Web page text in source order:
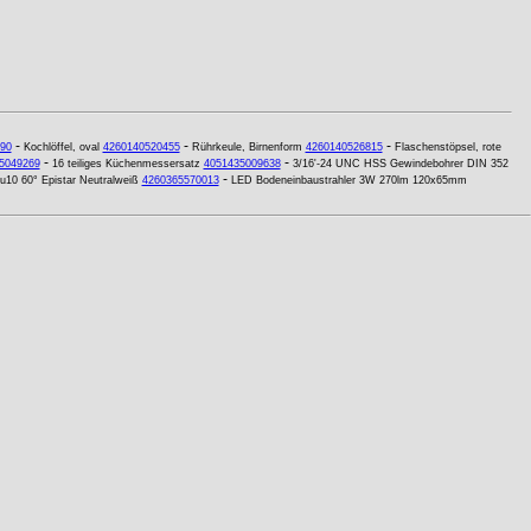
- Kochlöffel, oval 4260140520455- Rührkeule, Birnenform 4260140526815- Flaschenstöpsel, rote
- 16 teiliges Küchenmessersatz 4051435009638- 3/16'-24 UNC HSS Gewindebohrer DIN 352
60° Epistar Neutralweiß 4260365570013- LED Bodeneinbaustrahler 3W 270lm 120x65mm